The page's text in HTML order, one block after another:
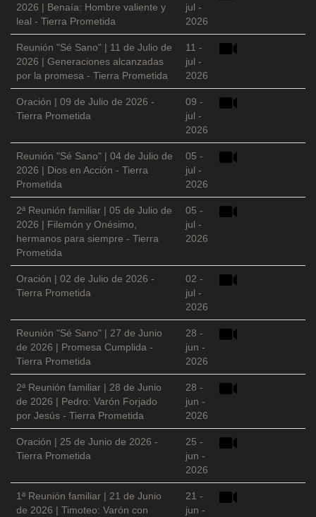
2026 | Benaía: Hombre valiente y
leal - Tierra Prometida
jul -
2026
Reunión "Sé Sano" | 11 de Julio de
2026 | Generaciones alcanzadas
por la promesa - Tierra Prometida
11 -
jul -
2026
Oración | 09 de Julio de 2026 -
Tierra Prometida
09 -
jul -
2026
Reunión "Sé Sano" | 04 de Julio de
2026 | Dios en Acción - Tierra
Prometida
05 -
jul -
2026
2ª Reunión familiar | 05 de Julio de
2026 | Filemón y Onésimo,
hermanos para siempre - Tierra
Prometida
05 -
jul -
2026
Oración | 02 de Julio de 2026 -
Tierra Prometida
02 -
jul -
2026
Reunión "Sé Sano" | 27 de Junio
de 2026 | Promesa Cumplida -
Tierra Prometida
28 -
jun -
2026
2ª Reunión familiar | 28 de Junio
de 2026 | Pedro: Varón Forjado
por Jesús - Tierra Prometida
28 -
jun -
2026
Oración | 25 de Junio de 2026 -
Tierra Prometida
25 -
jun -
2026
1ª Reunión familiar | 21 de Junio
de 2026 | Timoteo: Varón con
21 -
jun -